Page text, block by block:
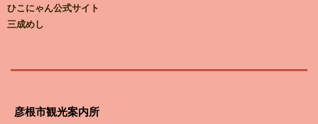
ひこにゃん公式サイト
三成めし
彦根市観光案内所